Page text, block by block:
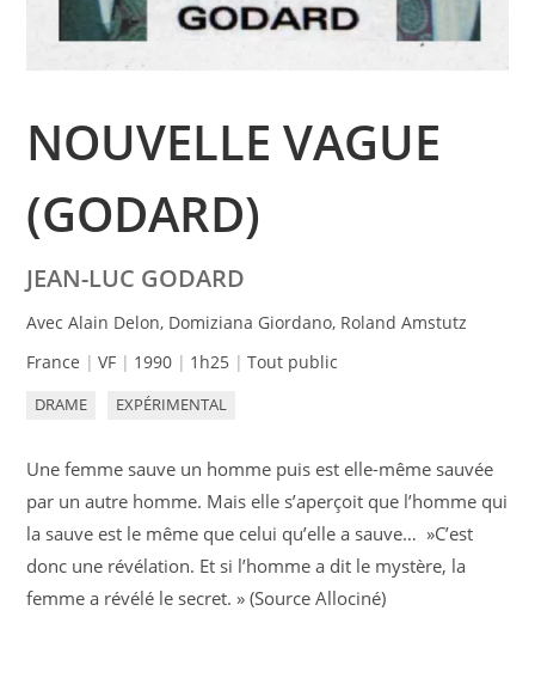
NOUVELLE VAGUE
(GODARD)
JEAN-LUC GODARD
Avec Alain Delon, Domiziana Giordano, Roland Amstutz
France
VF 1990 1h25 Tout public
DRAME EXPÉRIMENTAL
Une femme sauve un homme puis est elle-même sauvée
par un autre homme. Mais elle s’aperçoit que l’homme qui
la sauve est le même que celui qu’elle a sauve… »C’est
donc une révélation. Et si l’homme a dit le mystère, la
femme a révélé le secret. » (Source Allociné)